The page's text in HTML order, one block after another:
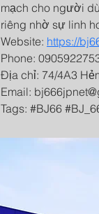
mạch cho người
riêng nhờ sự linh
Website: https://
Phone:
Địa chỉ: 74/4A3
Email:
Tags: #BJ66